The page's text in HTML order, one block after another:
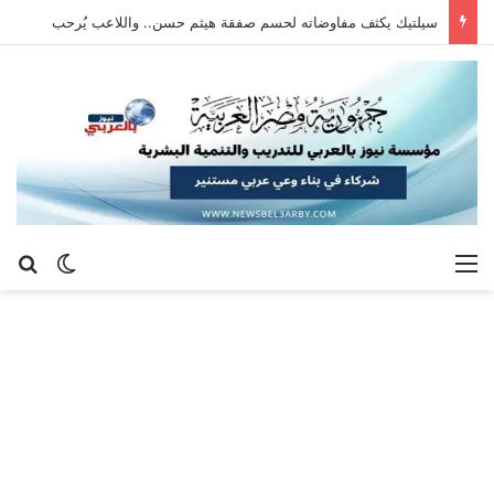
سيلتيك يكثف مفاوضاته لحسم صفقة هيثم حسن.. واللاعب يُرحب
الوضع القائمة